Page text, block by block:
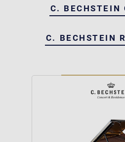
C. BECHSTEIN
C. BECHSTEIN